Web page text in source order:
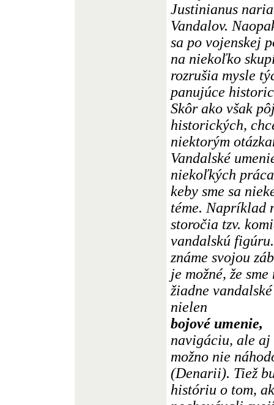
Justinianus
Vandalov.
sa po vojenskej
na niekoľko
rozrušia mysle
panujúce
Skôr ako však
historických,
niektorým
Vandalské
niekoľkých
keby sme sa
téme. Napríklad
storočia tzv.
vandalskú
známe svojou
je možné, že
žiadne
nielen
bojové umenie,
navigáciu, ale
možno nie
(Denarii). Tiež
históriu o tom,